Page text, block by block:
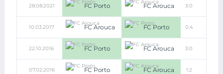
28.08.2021 FC Porto FC Arouca 3:0
10.03.2017 FC Arouca FC Porto 0:4
22.10.2016 FC Porto FC Arouca 3:0
07.02.2016 FC Porto FC Arouca 1:2